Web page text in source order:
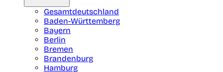
Gesamtdeutschland
Baden-Württemberg
Bayern
Berlin
Bremen
Brandenburg
Hamburg